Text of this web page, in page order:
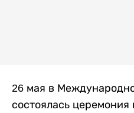
26 мая в
состоялась церемония